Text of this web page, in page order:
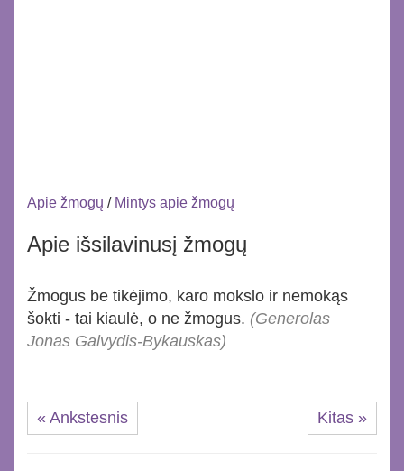
Apie žmogų / Mintys apie žmogų
Apie išsilavinusį žmogų
Žmogus be tikėjimo, karo mokslo ir nemokąs
šokti - tai kiaulė, o ne žmogus. (Generolas
Jonas Galvydis-Bykauskas)
« Ankstesnis Kitas »